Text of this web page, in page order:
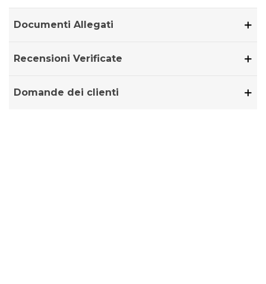
Documenti Allegati
Recensioni Verificate
Domande dei clienti